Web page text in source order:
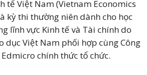
tế Việt Nam (Vietnam Economics
kỳ thi thường niên dành cho học
lĩnh vực Kinh tế và Tài chính do
dục Việt Nam phối hợp cùng Công
chính thức tổ chức.